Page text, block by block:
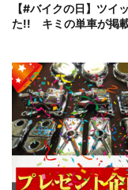
【#バイクの日】ツイ
た!! キミの単車が掲載